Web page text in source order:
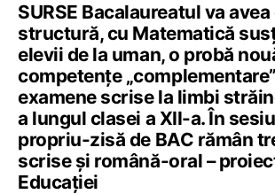
SURSE Bacalaureatul va
structură, cu Matematică
elevii de la uman, o probă
competențe
examene scrise la limbi
a lungul clasei a XII-a. În
propriu-zisă de BAC rămân
scrise și română-oral –
Educației